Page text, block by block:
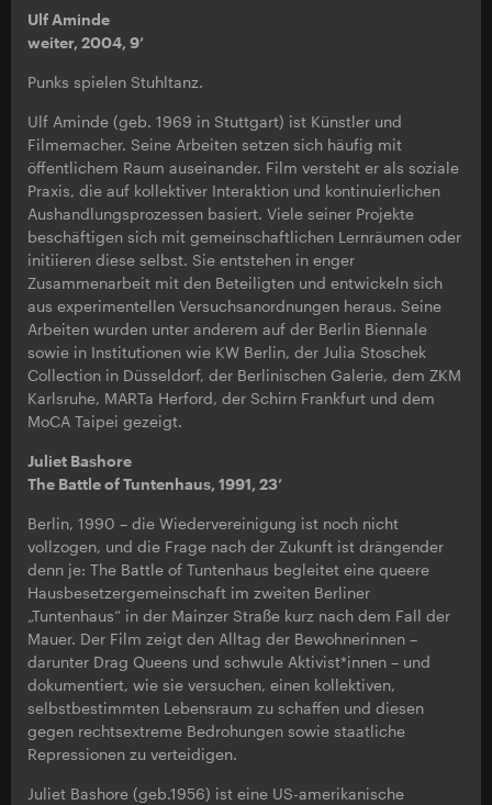
Ulf Aminde
weiter, 2004, 9’
Punks spielen Stuhltanz.
Ulf Aminde (geb. 1969 in Stuttgart) ist Künstler und
Filmemacher. Seine Arbeiten setzen sich häufig mit
öffentlichem Raum auseinander. Film versteht er als soziale
Praxis, die auf kollektiver Interaktion und kontinuierlichen
Aushandlungsprozessen basiert. Viele seiner Projekte
beschäftigen sich mit gemeinschaftlichen Lernräumen oder
initiieren diese selbst. Sie entstehen in enger
Zusammenarbeit mit den Beteiligten und entwickeln sich
aus experimentellen Versuchsanordnungen heraus. Seine
Arbeiten wurden unter anderem auf der Berlin Biennale
sowie in Institutionen wie KW Berlin, der Julia Stoschek
Collection in Düsseldorf, der Berlinischen Galerie, dem ZKM
Karlsruhe, MARTa Herford, der Schirn Frankfurt und dem
MoCA Taipei gezeigt.
Juliet Bashore
The Battle of Tuntenhaus, 1991, 23’
Berlin, 1990 – die Wiedervereinigung ist noch nicht
vollzogen, und die Frage nach der Zukunft ist drängender
denn je: The Battle of Tuntenhaus begleitet eine queere
Hausbesetzergemeinschaft im zweiten Berliner
„Tuntenhaus“ in der Mainzer Straße kurz nach dem Fall der
Mauer. Der Film zeigt den Alltag der Bewohnerinnen –
darunter Drag Queens und schwule Aktivist*innen – und
dokumentiert, wie sie versuchen, einen kollektiven,
selbstbestimmten Lebensraum zu schaffen und diesen
gegen rechtsextreme Bedrohungen sowie staatliche
Repressionen zu verteidigen.
Juliet Bashore (geb.1956) ist eine US-amerikanische